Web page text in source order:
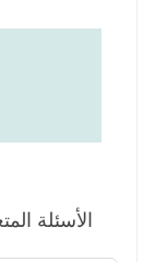
الأسئلة